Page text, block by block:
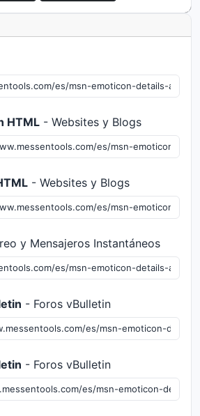
HTML - Websites y Blogs
- Websites y Blogs
y Mensajeros Instantáneos
- Foros vBulletin
- Foros vBulletin